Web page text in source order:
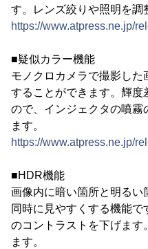
す。レンズ絞りや照明を調
https://www.atpress.ne.jp/
■疑似カラー機能
モノクロカメラで撮影し
することができます。輝度
ので、インジェクタの噴霧
ます。
https://www.atpress.ne.jp/
■HDR機能
画像内に暗い箇所と明る
同時に見やすくする機能
のコントラストを下げます
ます。